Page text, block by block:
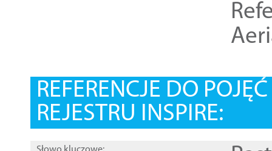
REFERENCJE DO
REJESTRU INSPIRE: